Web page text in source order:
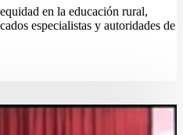
en la educación rural,
especialistas y autoridades de